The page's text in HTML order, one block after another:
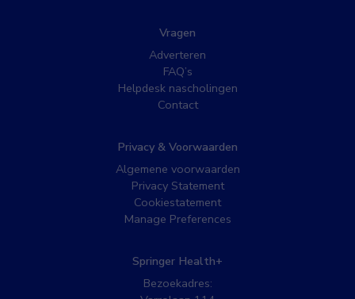
Vragen
Adverteren
FAQ’s
Helpdesk nascholingen
Contact
Privacy & Voorwaarden
Algemene voorwaarden
Privacy Statement
Cookiestatement
Manage Preferences
Springer Health+
Bezoekadres: